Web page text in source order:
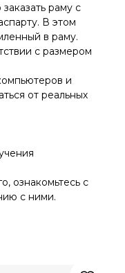
раму с
В этом
в раму.
с размером
и
от реальных
ознакомьтесь с
с ними.